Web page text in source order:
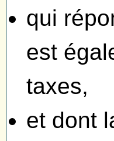
qui
est
taxes,
et dont